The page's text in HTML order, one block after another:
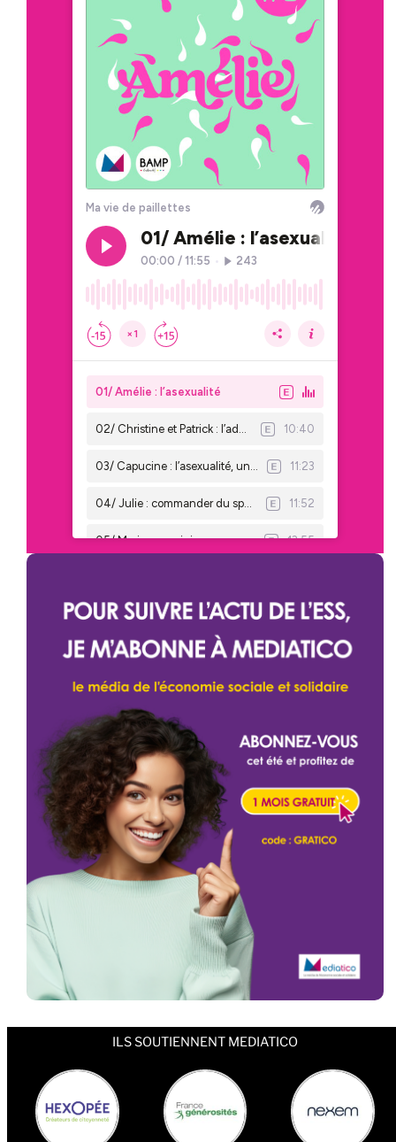
ILS SOUTIENNENT MEDIATICO